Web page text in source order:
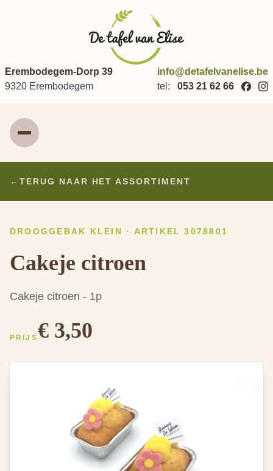
Erembodegem-Dorp 39
9320 Erembodegem
info@detafelvanelise.be
tel:
053 21 62 66
Menu
← TERUG NAAR HET ASSORTIMENT
DROOGGEBAK KLEIN · ARTIKEL 3078801
Cakeje citroen
Cakeje citroen - 1p
PRIJS€ 3,50